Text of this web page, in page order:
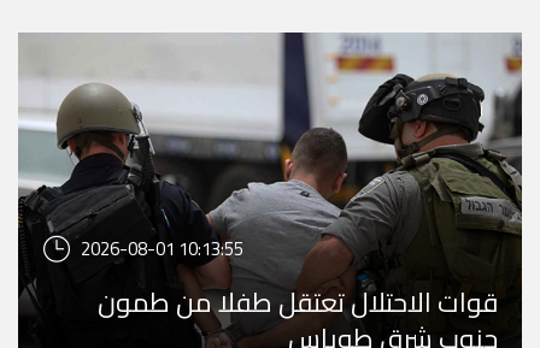
2026-08-01 10:13:55
قوات الاحتلال تعتقل طفلا من طمون